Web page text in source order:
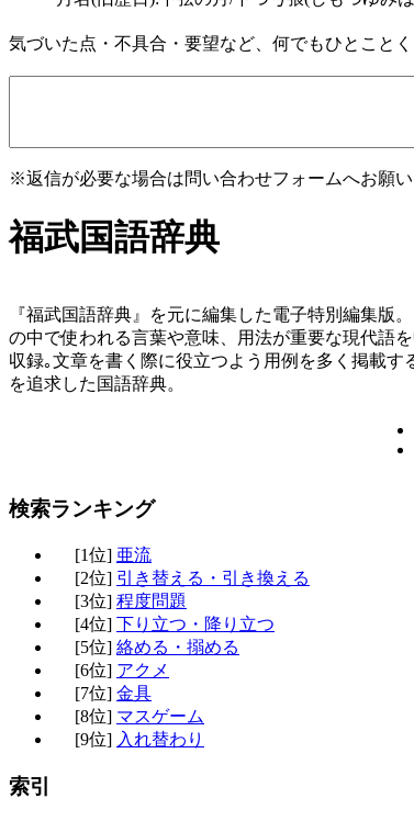
気づいた点・不具合・要望など、何でもひとこと
※返信が必要な場合は問い合わせフォームへお願
福武国語辞典
『福武国語辞典』を元に編集した電子特別編集版
の中で使われる言葉や意味、用法が重要な現代語
収録｡文章を書く際に役立つよう用例を多く掲載す
を追求した国語辞典。
検索ランキング
[1位] 亜流
[2位] 引き替える・引き換える
[3位] 程度問題
[4位] 下り立つ・降り立つ
[5位] 絡める・搦める
[6位] アクメ
[7位] 金具
[8位] マスゲーム
[9位] 入れ替わり
索引